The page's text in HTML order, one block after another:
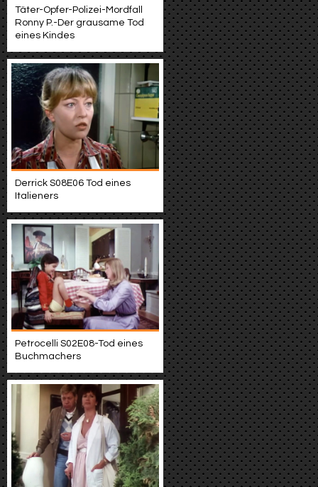
Täter-Opfer-Polizei-Mordfall
Ronny P.-Der grausame Tod
eines Kindes
Derrick S08E06 Tod eines
Italieners
Petrocelli S02E08-Tod eines
Buchmachers